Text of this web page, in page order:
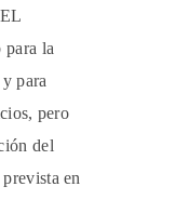
EL
la
para
pero
del
en